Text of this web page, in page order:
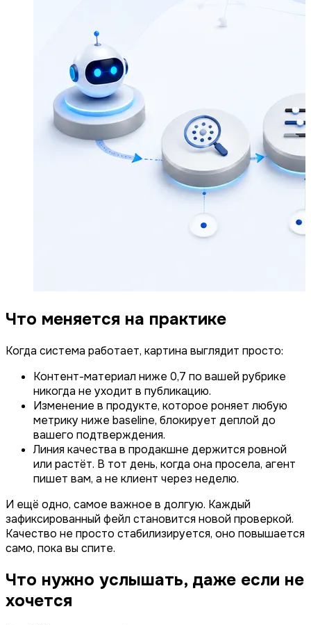
Что меняется на практике
Когда система работает, картина выглядит просто:
Контент-материал ниже 0,7 по вашей рубрике
никогда не уходит в публикацию.
Изменение в продукте, которое роняет любую
метрику ниже baseline, блокирует деплой до
вашего подтверждения.
Линия качества в продакшне держится ровной
или растёт. В тот день, когда она просела, агент
пишет вам, а не клиент через неделю.
И ещё одно, самое важное в долгую. Каждый
зафиксированный фейл становится новой проверкой.
Качество не просто стабилизируется, оно повышается
само, пока вы спите.
Что нужно услышать, даже если не
хочется